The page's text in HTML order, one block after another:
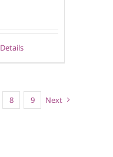
Details
8 9 Next